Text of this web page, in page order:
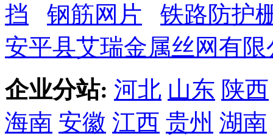
挡
钢筋网片
铁路防护
安平县艾瑞金属丝网有限
企业分站: 河北 山东 陕西
海南 安徽 江西 贵州 湖南